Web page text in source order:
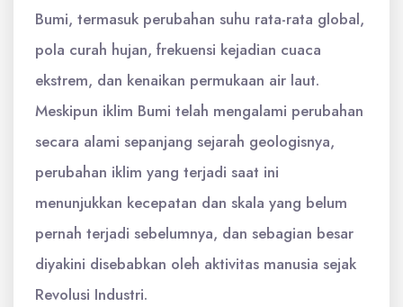
Bumi, termasuk perubahan suhu rata-rata global,
pola curah hujan, frekuensi kejadian cuaca
ekstrem, dan kenaikan permukaan air laut.
Meskipun iklim Bumi telah mengalami perubahan
secara alami sepanjang sejarah geologisnya,
perubahan iklim yang terjadi saat ini
menunjukkan kecepatan dan skala yang belum
pernah terjadi sebelumnya, dan sebagian besar
diyakini disebabkan oleh aktivitas manusia sejak
Revolusi Industri.